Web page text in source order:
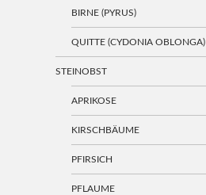
BIRNE (PYRUS)
QUITTE (CYDONIA OBLONGA)
STEINOBST
APRIKOSE
KIRSCHBÄUME
PFIRSICH
PFLAUME